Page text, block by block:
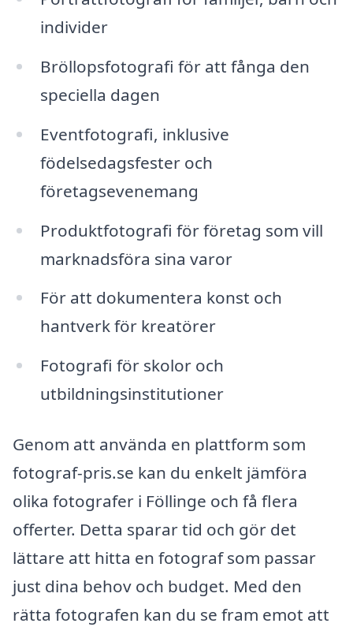
individer
Bröllopsfotografi för att fånga den
speciella dagen
Eventfotografi, inklusive
födelsedagsfester och
företagsevenemang
Produktfotografi för företag som vill
marknadsföra sina varor
För att dokumentera konst och
hantverk för kreatörer
Fotografi för skolor och
utbildningsinstitutioner
Genom att använda en plattform som
fotograf-pris.se kan du enkelt jämföra
olika fotografer i Föllinge och få flera
offerter. Detta sparar tid och gör det
lättare att hitta en fotograf som passar
just dina behov och budget. Med den
rätta fotografen kan du se fram emot att